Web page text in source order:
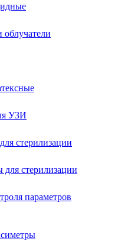
облучатели
УЗИ
стерилизации
стерилизации
параметров